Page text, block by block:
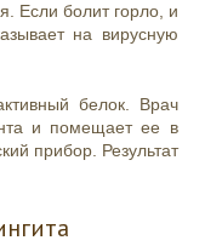
Если болит горло, и
на вирусную
белок. Врач
и помещает ее в
прибор. Результат